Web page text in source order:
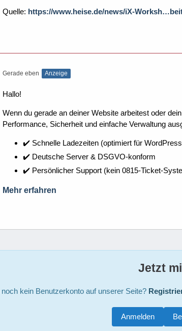
Quelle: https://www.heise.de/news/iX-
Gerade eben Anzeige
Hallo!
Wenn du gerade an deiner Website arbeitest oder
Performance, Sicherheit und einfache Verwaltung
✔️ Schnelle Ladezeiten (optimiert für
✔️ Deutsche Server & DSGVO-konform
✔️ Persönlicher Support (kein 0815-Ticket-
Mehr erfahren
Jetzt
noch kein Benutzerkonto auf unserer Seite?
Anmelden